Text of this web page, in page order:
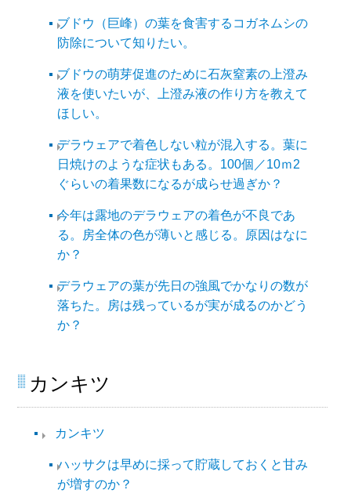
ブドウ（巨峰）の葉を食害するコガネムシの
防除について知りたい。
ブドウの萌芽促進のために石灰窒素の上澄み
液を使いたいが、上澄み液の作り方を教えて
ほしい。
デラウェアで着色しない粒が混入する。葉に
日焼けのような症状もある。100個／10ｍ2
ぐらいの着果数になるが成らせ過ぎか？
今年は露地のデラウェアの着色が不良であ
る。房全体の色が薄いと感じる。原因はなに
か？
デラウェアの葉が先日の強風でかなりの数が
落ちた。房は残っているが実が成るのかどう
か？
カンキツ
カンキツ
ハッサクは早めに採って貯蔵しておくと甘み
が増すのか？